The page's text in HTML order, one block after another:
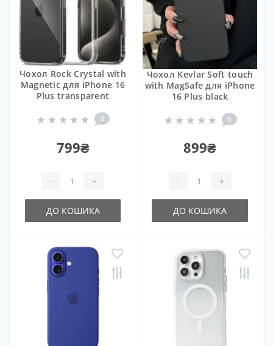
Чохол Rock Crystal with
Magnetic для iPhone 16
Plus transparent
0
799₴
- +
ДО КОШИКА
Чохол Kevlar Soft touch
with MagSafe для iPhone
16 Plus black
0
899₴
- +
ДО КОШИКА